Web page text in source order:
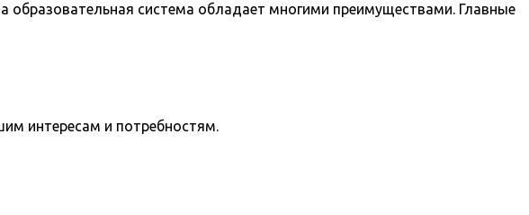
система обладает многими преимуществами. Главные
интересам и потребностям.